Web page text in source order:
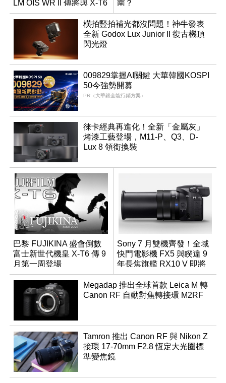
LM OIS WR II 傳將與 X-T6
同步亮相
南？
橫拍豎拍補光都沒問題！神牛發表
全新 Godox Lux Junior II 復古機頂
閃光燈
009829掌握AI關鍵 大華韓國KOSPI
50今強勢開募
PR（大華銀全能行銷方案）
徠卡經典再進化！全新「金屬灰」
烤漆工藝登場，M11-P、Q3、D-
Lux 8 領銜換裝
巴黎 FUJIKINA 盛會倒數
富士新世代機皇 X-T6 傳 9
月第一周登場
Sony 7 月雙機齊發！全域
快門電影機 FX5 與睽違 9
年長焦旗艦 RX10 V 即將
登場
Megadap 推出全球首款 Leica M 轉
Canon RF 自動對焦轉接環 M2RF
Tamron 推出 Canon RF 與 Nikon Z
接環 17-70mm F2.8 恆定大光圈標
準變焦鏡